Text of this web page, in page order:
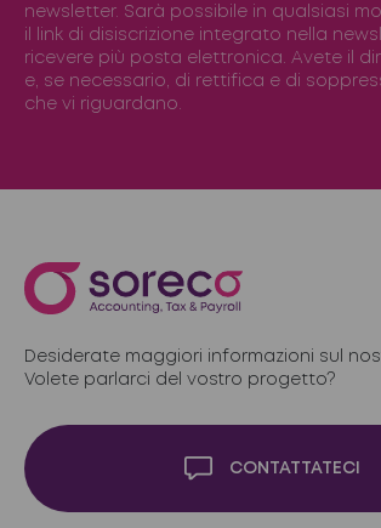
newsletter. Sarà possibile in qualsiasi
il link di disiscrizione integrato nella
ricevere più posta elettronica. Avete il
e, se necessario, di rettifica e di
che vi riguardano.
Desiderate maggiori informazioni sul
Volete parlarci del vostro progetto?
CONTATTATECI